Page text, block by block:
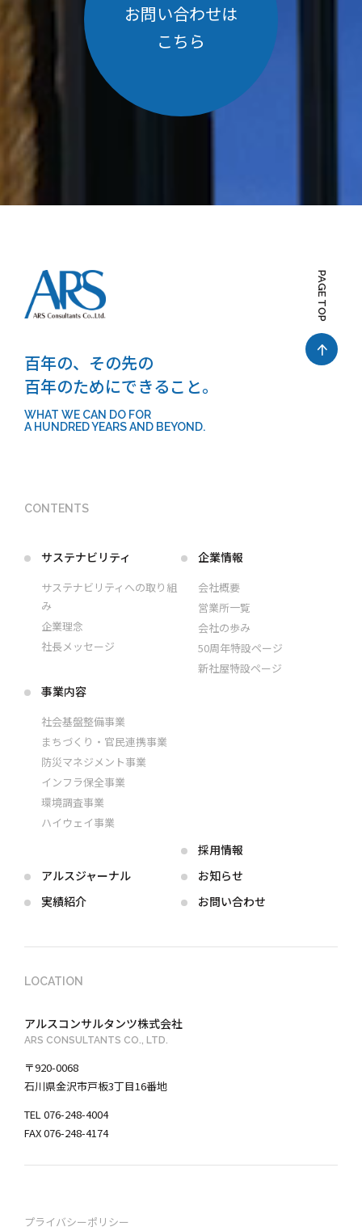
お問い合わせは
こちら
PAGE TOP
百年の、その先の
百年のためにできること。
WHAT WE CAN DO FOR
A HUNDRED YEARS AND BEYOND.
CONTENTS
サステナビリティ
サステナビリティへの取り組
み
企業理念
社長メッセージ
企業情報
会社概要
営業所一覧
会社の歩み
50周年特設ページ
新社屋特設ページ
事業内容
社会基盤整備事業
まちづくり・官民連携事業
防災マネジメント事業
インフラ保全事業
環境調査事業
ハイウェイ事業
アルスジャーナル
実績紹介
採用情報
お知らせ
お問い合わせ
LOCATION
アルスコンサルタンツ株式会社
ARS CONSULTANTS CO., LTD.
〒920-0068
石川県金沢市戸板3丁目16番地
TEL 076-248-4004
FAX 076-248-4174
プライバシーポリシー